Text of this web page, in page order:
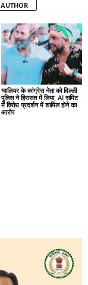
ग्वालियर के कांग्रेस नेता को दिल्ली
पुलिस ने हिरासत में लिया, AI समिट
में विरोध प्रदर्शन में शामिल होने का
आरोप